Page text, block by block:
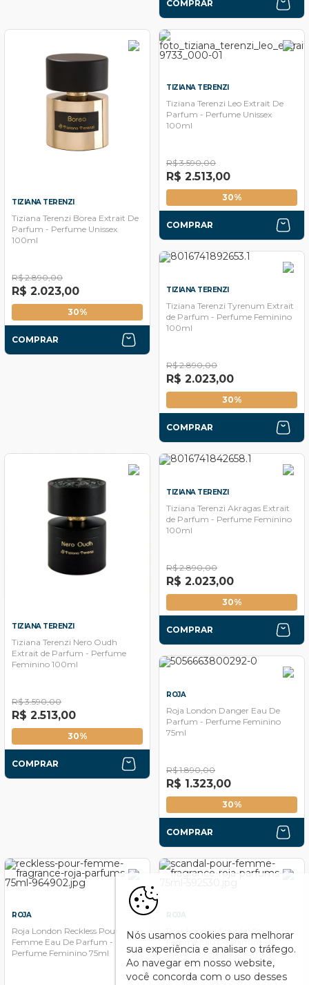
COMPRAR
TIZIANA TERENZI
Tiziana Terenzi Borea Extrait De
Parfum - Perfume Unissex
100ml
R$ 2.890,00
R$ 2.023,00
30%
COMPRAR
TIZIANA TERENZI
Tiziana Terenzi Leo Extrait De
Parfum - Perfume Unissex
100ml
R$ 3.590,00
R$ 2.513,00
30%
COMPRAR
TIZIANA TERENZI
Tiziana Terenzi Tyrenum Extrait
de Parfum - Perfume Feminino
100ml
R$ 2.890,00
R$ 2.023,00
30%
COMPRAR
TIZIANA TERENZI
Tiziana Terenzi Nero Oudh
Extrait de Parfum - Perfume
Feminino 100ml
R$ 3.590,00
R$ 2.513,00
30%
COMPRAR
TIZIANA TERENZI
Tiziana Terenzi Akragas Extrait
de Parfum - Perfume Feminino
100ml
R$ 2.890,00
R$ 2.023,00
30%
COMPRAR
ROJA
Roja London Danger Eau De
Parfum - Perfume Feminino
75ml
R$ 1.890,00
R$ 1.323,00
30%
COMPRAR
ROJA
Roja London Reckless Pour
Femme Eau De Parfum -
Perfume Feminino 75ml
ROJA
Roja London Scandal Pour
Femme Eau De Parfum -
Perfume Feminino 75ml
Nós usamos cookies para melhorar
sua experiência e analisar o tráfego.
Ao navegar em nosso website,
você concorda com o uso desses